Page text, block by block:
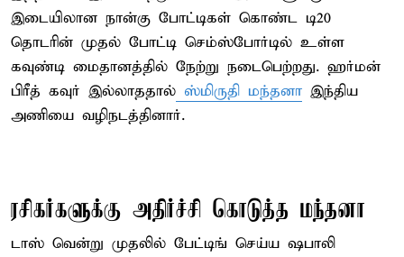
இடையிலான நான்கு போட்டிகள் கொண்ட டி20
தொடரின் முதல் போட்டி செம்ஸ்போர்டில் உள்ள
கவுண்டி மைதானத்தில் நேற்று நடைபெற்றது. ஹர்மன்
பிரீத் கவுர் இல்லாததால் ஸ்மிருதி மந்தனா இந்திய
அணியை வழிநடத்தினார்.
ரசிகர்களுக்கு அதிர்ச்சி கொடுத்த மந்தனா
டாஸ் வென்று முதலில் பேட்டிங் செய்ய ஷபாலி